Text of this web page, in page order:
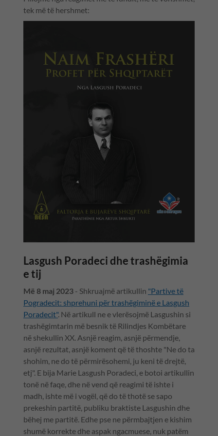
tek më të hershmet:
Lasgush Poradeci dhe trashëgimia
e tij
Më 8 maj 2023 - Shkruajmë artikullin "Partive të
Pogradecit: shprehuni për trashëgiminë e Lasgush
Poradecit". Në artikull ne e vlerësojmë Lasgushin si
trashëgimtarin më besnik të Rilindjes Kombëtare
në shekullin XX. Asnjë reagim, asnjë përmendje,
asnjë rezultat, asnjë koment që të thoshte "Ne do ta
shohim, ne do të përmirësohemi, ju keni të drejtë,
etj". E bija Marie Lasgush Poradeci, e botoi artikullin
tonë në faqe, dhe në vend që reagimi të ishte i
madh, ishte më i vogël, që do të thotë se sapo
prekeshin partitë, publiku braktiste Lasgushin dhe
bëhej me partitë. Edhe pse ne përmbajtjen e kishim
shumë korrekte dhe aspak ngacmuese, nuk patëm